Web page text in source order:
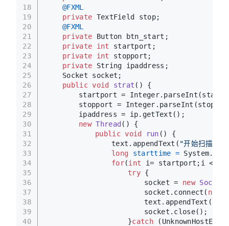
18
19
20
21
22
23
24
25
26
27
28
29
30
31
32
33
34
35
36
37
38
39
40
@FXML
private TextField stop;
@FXML
private Button btn_start;
private
int startport;
private
int stopport;
private String ipaddress;
	Socket socket;
public void strat ()
{
startport =
stopport =
		ipaddress = ip.getText();
new Thread () {
public void run ()
{
				text.appendText(
"开始扫描端
long
starttime =
for(int i= startport;i <=
try {
						socket =
new Socket
						socket.connect(
new
						text.appendText(
						socket.close();
					}
catch